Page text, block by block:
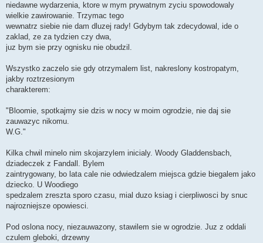
niedawne wydarzenia, ktore w mym prywatnym zyciu spowodowaly
wielkie zawirowanie. Trzymac tego
wewnatrz siebie nie dam dluzej rady! Gdybym tak zdecydowal, ide o
zaklad, ze za tydzien czy dwa,
juz bym sie przy ognisku nie obudzil.
Wszystko zaczelo sie gdy otrzymalem list, nakreslony kostropatym,
jakby roztrzesionym
charakterem:
"Bloomie, spotkajmy sie dzis w nocy w moim ogrodzie, nie daj sie
zauwazyc nikomu.
W.G."
Kilka chwil minelo nim skojarzylem inicialy. Woody Gladdensbach,
dziadeczek z Fandall. Bylem
zaintrygowany, bo lata cale nie odwiedzalem miejsca gdzie biegalem jako
dziecko. U Woodiego
spedzalem zreszta sporo czasu, mial duzo ksiag i cierpliwosci by snuc
najrozniejsze opowiesci.
Pod oslona nocy, niezauwazony, stawilem sie w ogrodzie. Juz z oddali
czulem gleboki, drzewny